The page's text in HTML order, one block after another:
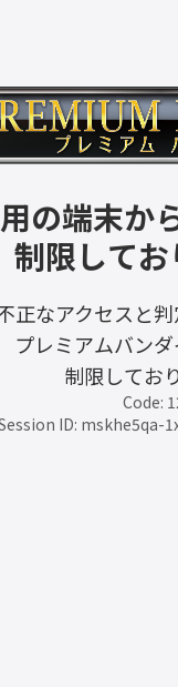
の端末か
制限してお
正なアクセスと判
プレミアムバン
制限してお
Code:
ID: mskhe5qa-